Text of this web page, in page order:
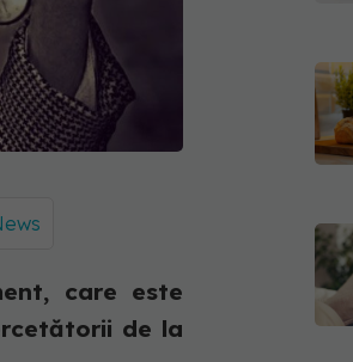
care este
de la